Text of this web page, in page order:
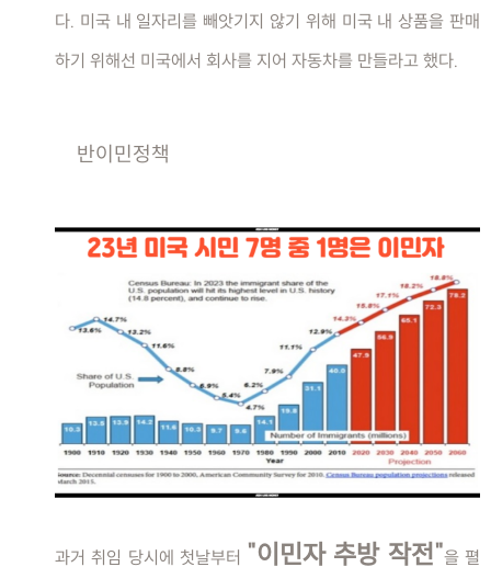
다. 미국 내 일자리를 빼앗기지 않기 위해 미국 내 상품을 판매
하기 위해선 미국에서 회사를 지어 자동차를 만들라고 했다.
반이민정책
과거 취임 당시에 첫날부터 "이민자 추방 작전"을 펼